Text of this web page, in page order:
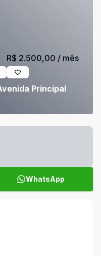
Principal
R$ 2.500,00 / mês
WhatsApp